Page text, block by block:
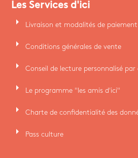
Les Services d'ici
arrow_right Livraison et modalités de paiement
arrow_right Conditions générales de vente
arrow_right Conseil de lecture personnalisé par
arrow_right Le programme "les amis d'ici"
arrow_right Charte de confidentialité des
arrow_right Pass culture